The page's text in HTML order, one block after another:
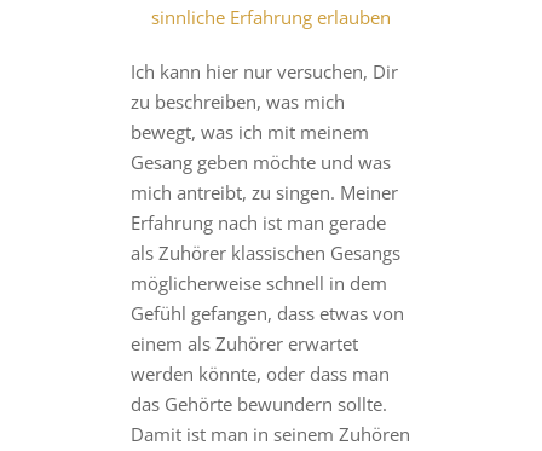
sinnliche Erfahrung erlauben
Ich kann hier nur versuchen, Dir
zu beschreiben, was mich
bewegt, was ich mit meinem
Gesang geben möchte und was
mich antreibt, zu singen. Meiner
Erfahrung nach ist man gerade
als Zuhörer klassischen Gesangs
möglicherweise schnell in dem
Gefühl gefangen, dass etwas von
einem als Zuhörer erwartet
werden könnte, oder dass man
das Gehörte bewundern sollte.
Damit ist man in seinem Zuhören